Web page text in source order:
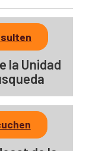
la Unidad